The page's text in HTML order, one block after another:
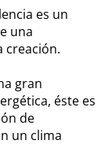
es un
una
creación.
gran
éste es
de
un clima